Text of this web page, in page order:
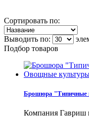
Сортировать по:
Выводить по:
Подбор товаров
Брошюра "Типичные
Компания Гавриш